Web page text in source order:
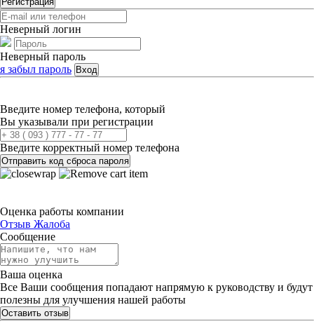
Неверный логин
Неверный пароль
я забыл пароль Вход
Введите номер телефона, который
Вы указывали при регистрации
Введите корректный номер телефона
Отправить код сброса пароля
Оценка работы компании
Отзыв Жалоба
Сообщение
Ваша оценка
Все Ваши сообщения попадают напрямую к руководству и будут
полезны для улучшения нашей работы
Оставить отзыв